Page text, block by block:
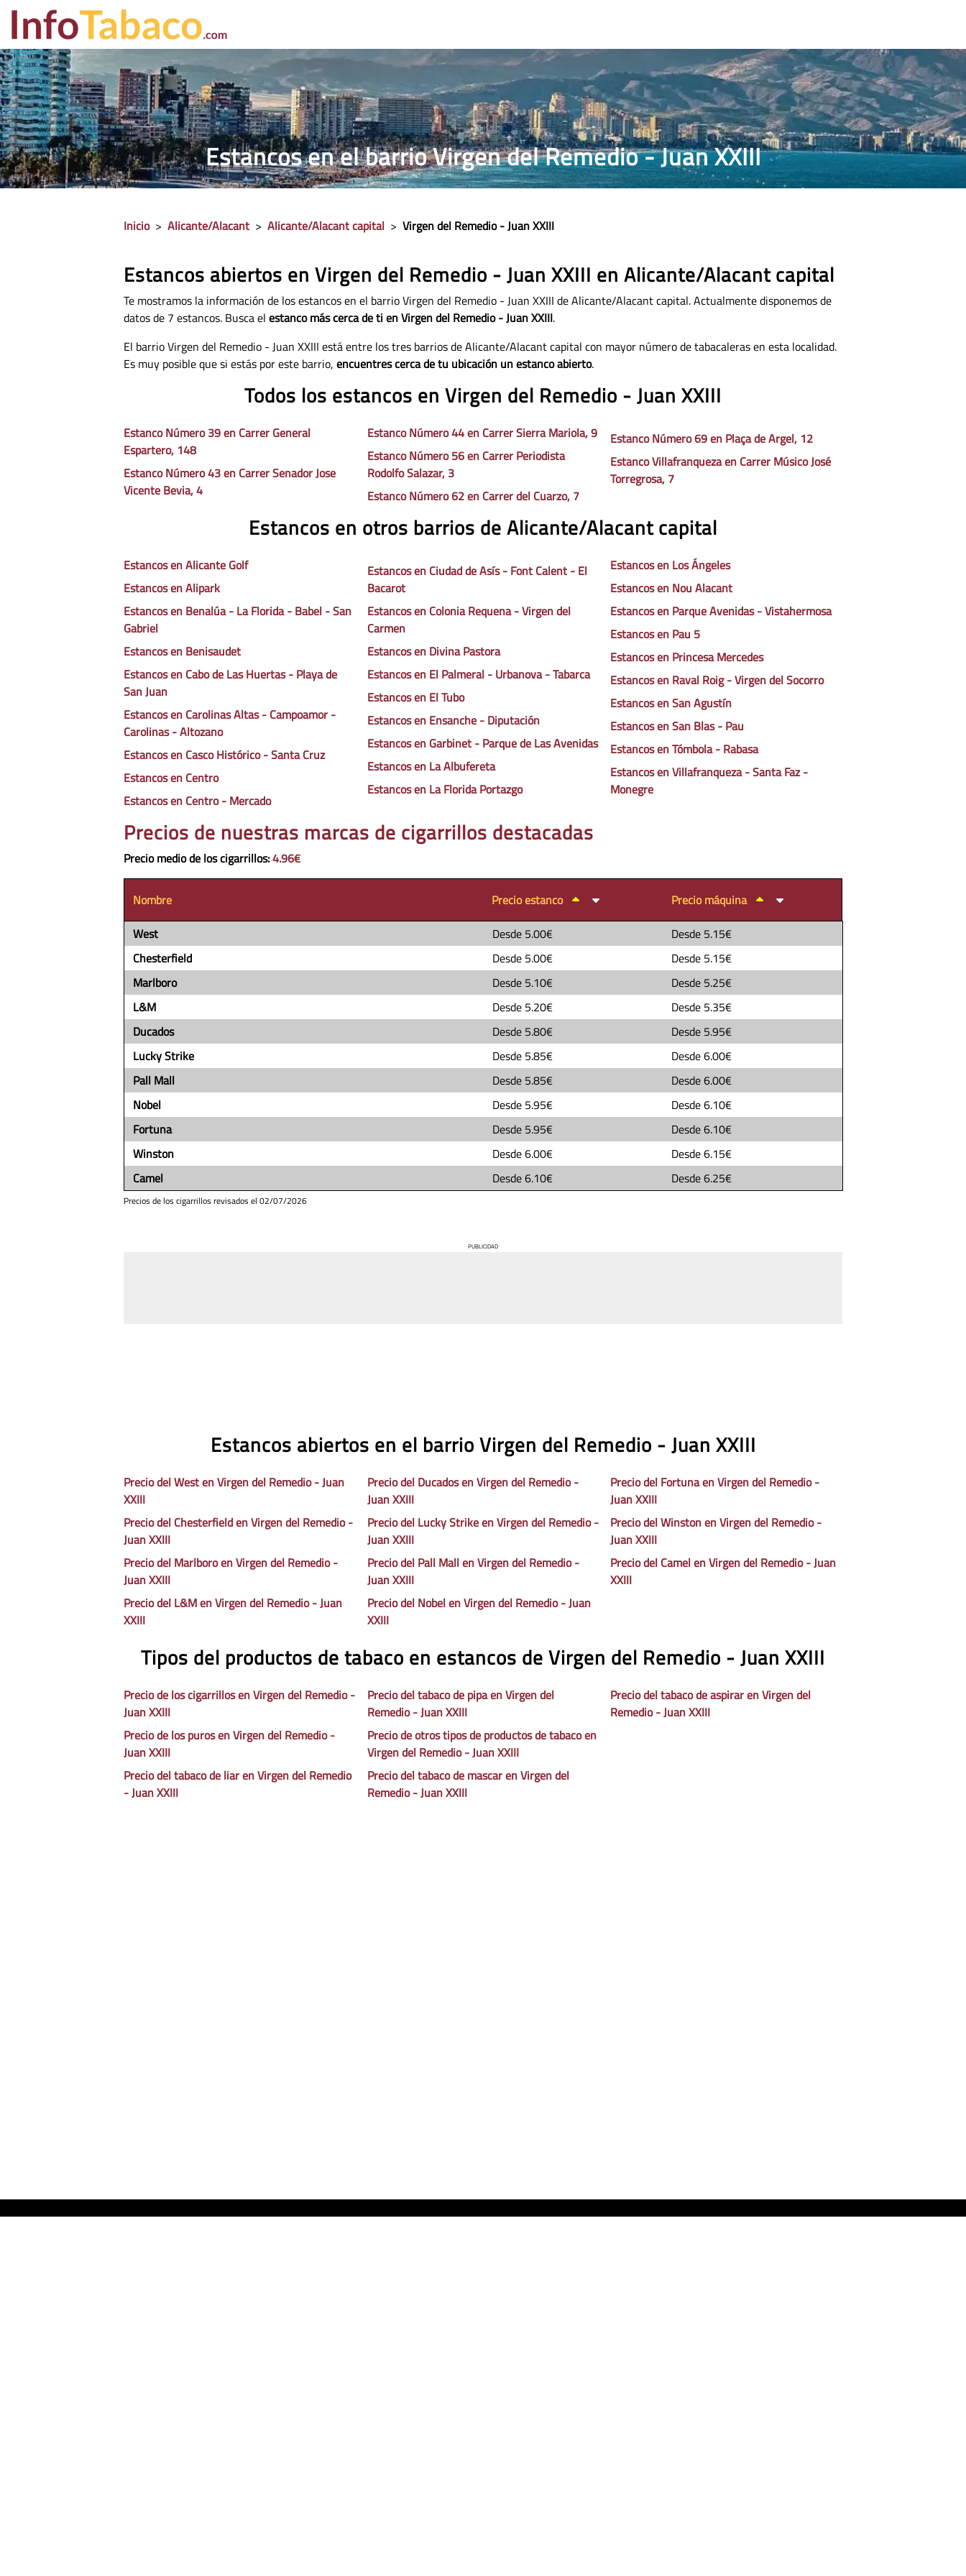
Estancos en el barrio Virgen del Remedio - Juan XXIII
Inicio > Alicante/Alacant > Alicante/Alacant capital > Virgen del Remedio - Juan XXIII
Estancos abiertos en Virgen del Remedio - Juan XXIII en Alicante/Alacant capital
Te mostramos la información de los estancos en el barrio Virgen del Remedio - Juan XXIII de Alicante/Alacant capital. Actualmente disponemos de
datos de 7 estancos. Busca el estanco más cerca de ti en Virgen del Remedio - Juan XXIII.
El barrio Virgen del Remedio - Juan XXIII está entre los tres barrios de Alicante/Alacant capital con mayor número de tabacaleras en esta localidad.
Es muy posible que si estás por este barrio, encuentres cerca de tu ubicación un estanco abierto.
Todos los estancos en Virgen del Remedio - Juan XXIII
Estanco Número 39 en Carrer General
Espartero, 148
Estanco Número 43 en Carrer Senador Jose
Vicente Bevia, 4
Estanco Número 44 en Carrer Sierra Mariola, 9
Estanco Número 56 en Carrer Periodista
Rodolfo Salazar, 3
Estanco Número 62 en Carrer del Cuarzo, 7
Estanco Número 69 en Plaça de Argel, 12
Estanco Villafranqueza en Carrer Músico José
Torregrosa, 7
Estancos en otros barrios de Alicante/Alacant capital
Estancos en Alicante Golf
Estancos en Alipark
Estancos en Benalúa - La Florida - Babel - San
Gabriel
Estancos en Benisaudet
Estancos en Cabo de Las Huertas - Playa de
San Juan
Estancos en Carolinas Altas - Campoamor -
Carolinas - Altozano
Estancos en Casco Histórico - Santa Cruz
Estancos en Centro
Estancos en Centro - Mercado
Estancos en Ciudad de Asís - Font Calent - El
Bacarot
Estancos en Colonia Requena - Virgen del
Carmen
Estancos en Divina Pastora
Estancos en El Palmeral - Urbanova - Tabarca
Estancos en El Tubo
Estancos en Ensanche - Diputación
Estancos en Garbinet - Parque de Las Avenidas
Estancos en La Albufereta
Estancos en La Florida Portazgo
Estancos en Los Ángeles
Estancos en Nou Alacant
Estancos en Parque Avenidas - Vistahermosa
Estancos en Pau 5
Estancos en Princesa Mercedes
Estancos en Raval Roig - Virgen del Socorro
Estancos en San Agustín
Estancos en San Blas - Pau
Estancos en Tómbola - Rabasa
Estancos en Villafranqueza - Santa Faz -
Monegre
Precios de nuestras marcas de cigarrillos destacadas
Precio medio de los cigarrillos:4.96€
Nombre Precio estanco
Precio máquina
West
Desde 5.00€ Desde 5.15€
Chesterfield
Desde 5.00€ Desde 5.15€
Marlboro
Desde 5.10€ Desde 5.25€
L&M
Desde 5.20€ Desde 5.35€
Ducados
Desde 5.80€ Desde 5.95€
Lucky Strike
Desde 5.85€ Desde6.00€
Pall Mall
Desde 5.85€ Desde6.00€
Nobel
Desde 5.95€ Desde6.10€
Fortuna
Desde 5.95€ Desde6.10€
Winston
Desde6.00€ Desde6.15€
Camel
Desde6.10€ Desde6.25€
Precios de los cigarrillos revisados el 02/07/2026
PUBLICIDAD
Estancos abiertos en el barrio Virgen del Remedio - Juan XXIII
Precio del West en Virgen del Remedio - Juan
XXIII
Precio del Chesterfield en Virgen del Remedio -
Juan XXIII
Precio del Marlboro en Virgen del Remedio -
Juan XXIII
Precio del L&M en Virgen del Remedio - Juan
XXIII
Precio del Ducados en Virgen del Remedio -
Juan XXIII
Precio del Lucky Strike en Virgen del Remedio -
Juan XXIII
Precio del Pall Mall en Virgen del Remedio -
Juan XXIII
Precio del Nobel en Virgen del Remedio - Juan
XXIII
Precio del Fortuna en Virgen del Remedio -
Juan XXIII
Precio del Winston en Virgen del Remedio -
Juan XXIII
Precio del Camel en Virgen del Remedio - Juan
XXIII
Tipos del productos de tabaco en estancos de Virgen del Remedio - Juan XXIII
Precio de los cigarrillos en Virgen del Remedio -
Juan XXIII
Precio de los puros en Virgen del Remedio -
Juan XXIII
Precio del tabaco de liar en Virgen del Remedio
- Juan XXIII
Precio del tabaco de pipa en Virgen del
Remedio - Juan XXIII
Precio de otros tipos de productos de tabaco en
Virgen del Remedio - Juan XXIII
Precio del tabaco de mascar en Virgen del
Remedio - Juan XXIII
Precio del tabaco de aspirar en Virgen del
Remedio - Juan XXIII